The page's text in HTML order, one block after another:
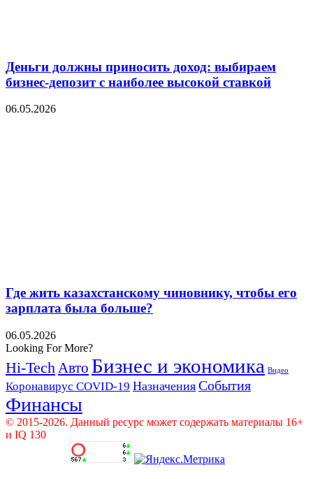
Деньги должны приносить доход: выбираем
бизнес-депозит с наиболее высокой ставкой
06.05.2026
Где жить казахстанскому чиновнику, чтобы его
зарплата была больше?
06.05.2026
Looking For More?
Hi-Tech Авто Бизнес и экономика Видео
Коронавирус COVID-19 Назначения События
Финансы
© 2015-2026. Данный ресурс может содержать материалы 16+
и IQ 130